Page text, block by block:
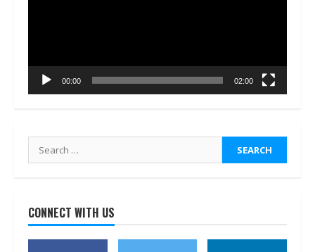
00:00 02:00
Search
for:
CONNECT WITH US